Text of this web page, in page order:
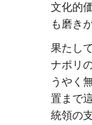
文化的
も磨き
果たし
ナポリ
うやく
置まで
統領の